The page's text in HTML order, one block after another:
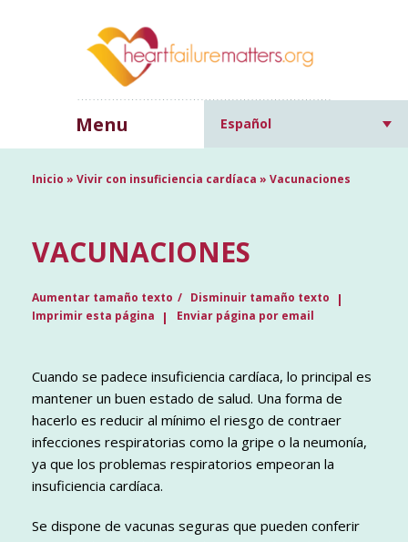
Menu Español
Inicio » Vivir con insuficiencia cardíaca » Vacunaciones
VACUNACIONES
Aumentar tamaño texto
Disminuir tamaño texto
Imprimir esta página
Enviar página por email
Cuando se padece insuficiencia cardíaca, lo principal es
mantener un buen estado de salud. Una forma de
hacerlo es reducir al mínimo el riesgo de contraer
infecciones respiratorias como la gripe o la neumonía,
ya que los problemas respiratorios empeoran la
insuficiencia cardíaca.
Se dispone de vacunas seguras que pueden conferir